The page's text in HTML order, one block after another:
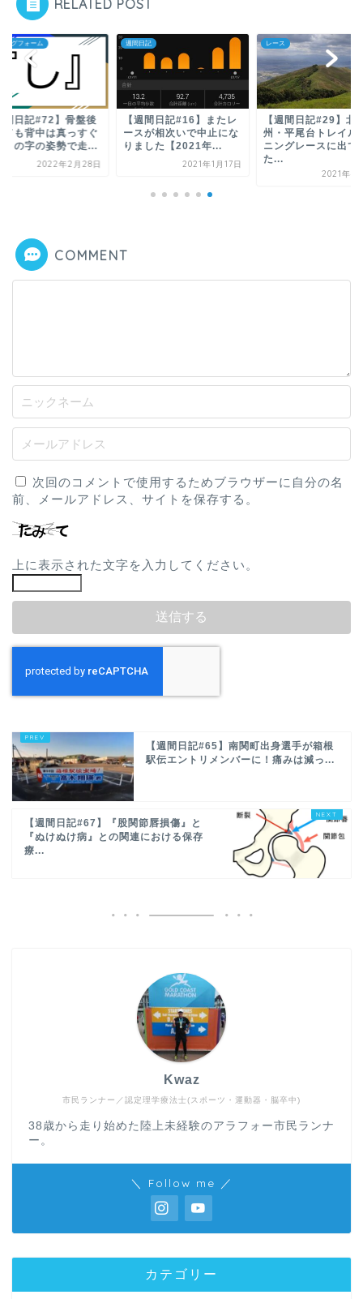
RELATED POST
ングフォーム
間日記#72】骨盤後
ても背中は真っすぐ
」の字の姿勢で走...
2022年2月28日
週間日記
【週間日記#16】またレ
ースが相次いで中止にな
りました【2021年...
2021年1月17日
レース
【週間日記#29】北
州・平尾台トレイル
ニングレースに出て
た...
2021年4
COMMENT
次回のコメントで使用するためブラウザーに自分の名
前、メールアドレス、サイトを保存する。
上に表示された文字を入力してください。
【週間日記#65】南関町出身選手が箱根
駅伝エントリメンバーに！痛みは減っ...
【週間日記#67】『股関節唇損傷』と
『ぬけぬけ病』との関連における保存
療...
市民ランナー／認定理学療法士(スポーツ・運動器・脳卒中)
Kwaz
38歳から走り始めた陸上未経験のアラフォー市民ランナ
ー。
＼ Follow me ／
カテゴリー